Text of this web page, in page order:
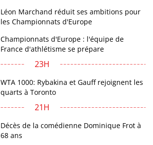
Léon Marchand réduit ses ambitions pour
les Championnats d'Europe
Championnats d'Europe : l'équipe de
France d'athlétisme se prépare
23H
WTA 1000: Rybakina et Gauff rejoignent les
quarts à Toronto
21H
Décès de la comédienne Dominique Frot à
68 ans